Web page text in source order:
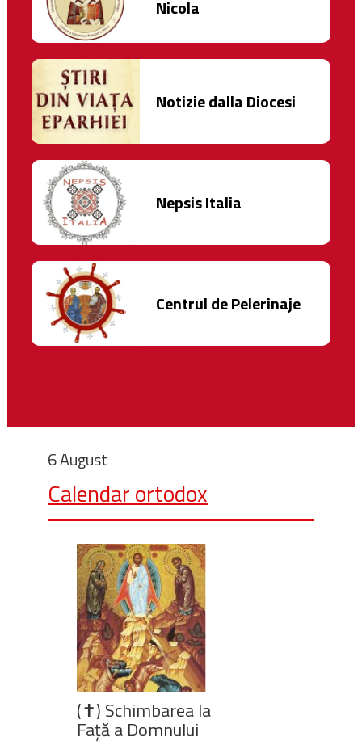
Nicola
Notizie dalla Diocesi
Nepsis Italia
Centrul de Pelerinaje
6 August
Calendar ortodox
(✝) Schimbarea la
Față a Domnului